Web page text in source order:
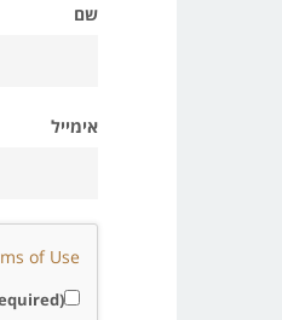
שם
אימייל
of Use